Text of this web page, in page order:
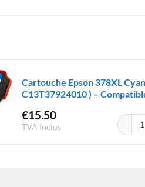
( C13T37914010 ) - Compatible
Cartouche Epson 378XL
C13T37924010 ) –
€15.50
TVA Inclus